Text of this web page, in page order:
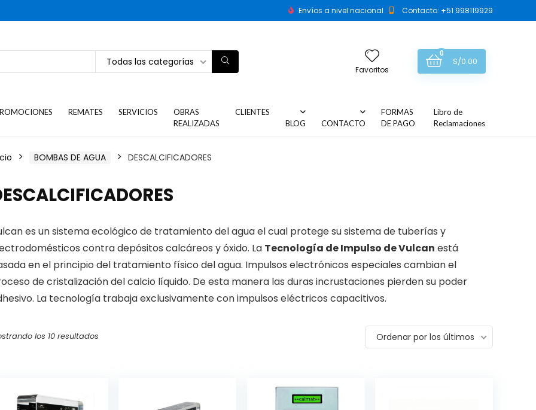
Envíos a nivel nacional Contacto: +51 998119929
Todas las categorías
Favoritos
0
S/0.00
REMATES SERVICIOS
OBRAS
REALIZADAS
CLIENTES
BLOG
CONTACTO
FORMAS
DE PAGO
Libro de
Reclamaciones
BOMBAS DE AGUA DESCALCIFICADORES
es un sistema ecológico de tratamiento del agua el cual protege su sistema de tuberías y
contra depósitos calcáreos y óxido. La Tecnología de Impulso de Vulcan está
en el principio del tratamiento físico del agua. Impulsos electrónicos especiales cambian el
de cristalización del calcio líquido. De esta manera las duras incrustaciones pierden su poder
La tecnología trabaja exclusivamente con impulsos eléctricos capacitivos.
los 10 resultados Ordenar por los últimos